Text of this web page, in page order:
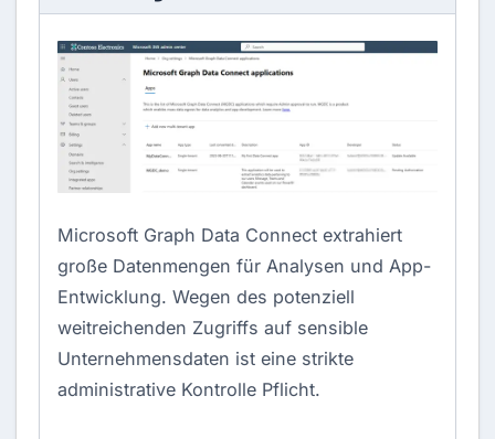
Microsoft Graph Data Connect extrahiert
große Datenmengen für Analysen und App-
Entwicklung. Wegen des potenziell
weitreichenden Zugriffs auf sensible
Unternehmensdaten ist eine strikte
administrative Kontrolle Pflicht.